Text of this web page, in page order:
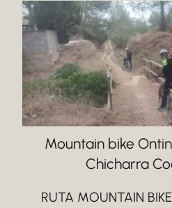
Mountain bike
Chicharra
RUTA MOUNTAIN